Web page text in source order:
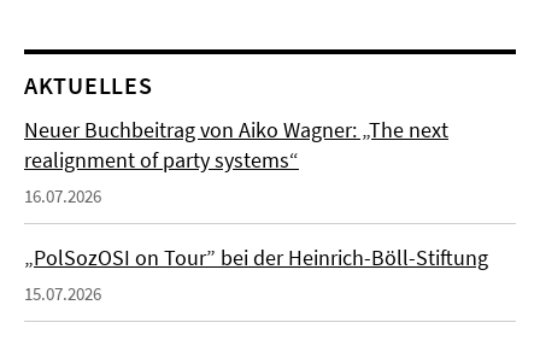
AKTUELLES
Neuer Buchbeitrag von Aiko Wagner: „The next
realignment of party systems“
16.07.2026
„PolSozOSI on Tour” bei der Heinrich-Böll-Stiftung
15.07.2026